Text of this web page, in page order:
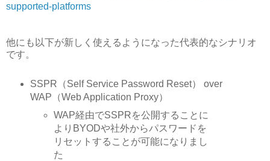
supported-platforms
他にも以下が新しく使えるようになった代表的なシナリオ
です。
SSPR（Self Service Password Reset） over
WAP（Web Application Proxy）
WAP経由でSSPRを公開することに
よりBYODや社外からパスワードを
リセットすることが可能になりまし
た